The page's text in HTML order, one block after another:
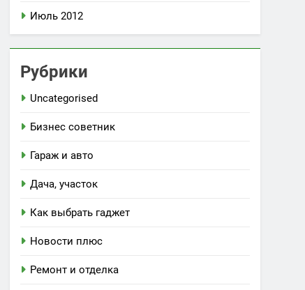
Июль 2012
Рубрики
Uncategorised
Бизнес советник
Гараж и авто
Дача, участок
Как выбрать гаджет
Новости плюс
Ремонт и отделка